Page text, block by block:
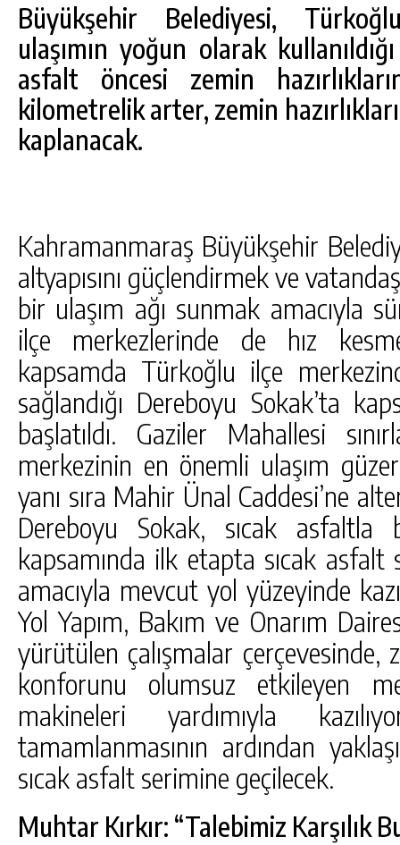
Büyükşehir Belediyesi,
ulaşımın yoğun olarak
asfalt öncesi zemin
kilometrelik arter, zemin
kaplanacak.
Kahramanmaraş Büyükşehir
altyapısını güçlendirmek ve
bir ulaşım ağı sunmak amacıyla
ilçe merkezlerinde de hız
kapsamda Türkoğlu ilçe
sağlandığı Dereboyu Sokak’ta
başlatıldı. Gaziler Mahallesi
merkezinin en önemli ulaşım
yanı sıra Mahir Ünal Caddesi’ne
Dereboyu Sokak, sıcak asfaltla
kapsamında ilk etapta sıcak asfalt
amacıyla mevcut yol yüzeyinde
Yol Yapım, Bakım ve Onarım
yürütülen çalışmalar çerçevesinde,
konforunu olumsuz etkileyen
makineleri yardımıyla
tamamlanmasının ardından
sıcak asfalt serimine geçilecek.
Muhtar Kırkır: “Talebimiz Karşılık
GÜNLÜK HABER AKIŞI
GÖKSUN HAFIZLIK KIZ KUR’AN KURSU
ÖĞRENCILERINE DARENDE GEZISI.